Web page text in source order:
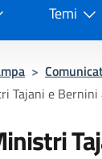
Temi
>
Tajani e